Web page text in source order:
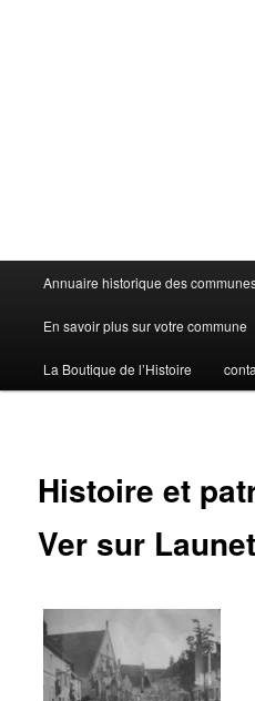
Menu
principal
Annuaire historique des
En savoir plus sur votre commune
La Boutique de l’Histoire
Histoire et
Ver sur